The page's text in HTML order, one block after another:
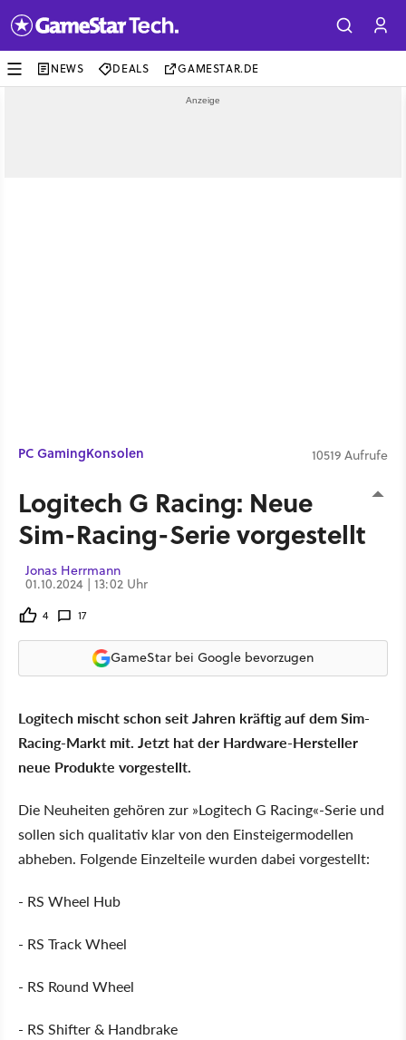
NEWS DEALS GAMESTAR.DE
PC GamingKonsolen 10519 Aufrufe
Logitech G Racing: Neue
Sim-Racing-Serie vorgestellt
Jonas Herrmann
01.10.2024 | 13:02 Uhr
4 17
GameStar bei Google bevorzugen
Logitech mischt schon seit Jahren kräftig auf dem Sim-
Racing-Markt mit. Jetzt hat der Hardware-Hersteller
neue Produkte vorgestellt.
Die Neuheiten gehören zur »Logitech G Racing«-Serie und
sollen sich qualitativ klar von den Einsteigermodellen
abheben. Folgende Einzelteile wurden dabei vorgestellt:
- RS Wheel Hub
- RS Track Wheel
- RS Round Wheel
- RS Shifter & Handbrake